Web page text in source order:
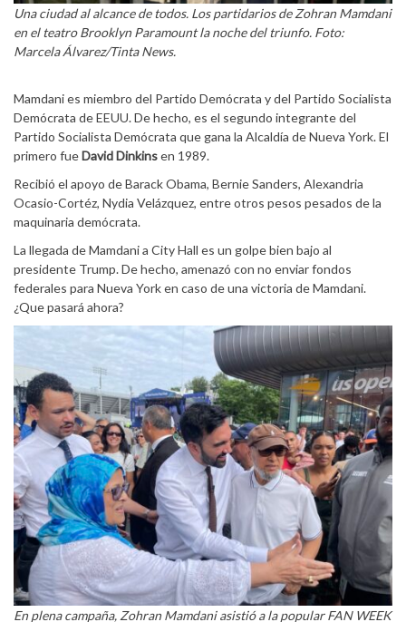
Una ciudad al alcance de todos. Los partidarios de Zohran Mamdani
en el teatro Brooklyn Paramount la noche del triunfo. Foto:
Marcela Álvarez/Tinta News.
Mamdani es miembro del Partido Demócrata y del Partido Socialista
Demócrata de EEUU. De hecho, es el segundo integrante del
Partido Socialista Demócrata que gana la Alcaldía de Nueva York. El
primero fueDavid Dinkinsen 1989.
Recibió el apoyo de Barack Obama, Bernie Sanders, Alexandria
Ocasio-Cortéz, Nydia Velázquez, entre otros pesos pesados de la
maquinaria demócrata.
La llegada de Mamdani a City Hall es un golpe bien bajo al
presidente Trump. De hecho, amenazó con no enviar fondos
federales para Nueva York en caso de una victoria de Mamdani.
¿Que pasará ahora?
En plena campaña, Zohran Mamdani asistió a la popular FAN WEEK